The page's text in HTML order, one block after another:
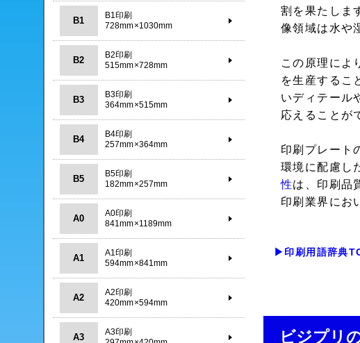
割を果たしま
像領域は水や
この原理によ
を生産するこ
いディテール
応えることが
印刷プレート
環境に配慮し
性は、印刷品
印刷業界にお
▶印刷用語辞典
ビジプリ
B1
B1印刷
728mm×1030mm
B2
B2印刷
515mm×728mm
B3
B3印刷
364mm×515mm
B4
B4印刷
257mm×364mm
B5
B5印刷
182mm×257mm
A0
A0印刷
841mm×1189mm
A1
A1印刷
594mm×841mm
A2
A2印刷
420mm×594mm
A3
A3印刷